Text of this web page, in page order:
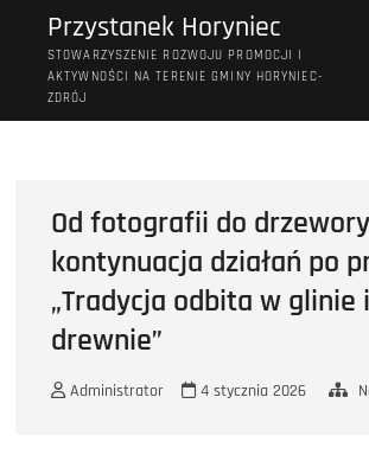
Przystanek Horyniec
STOWARZYSZENIE ROZWOJU PROMOCJI I
AKTYWNOŚCI NA TERENIE GMINY HORYNIEC-
ZDRÓJ
Od fotografii do
kontynuacja działań po
„Tradycja odbita w glinie i
drewnie”
Administrator 4 stycznia 2026